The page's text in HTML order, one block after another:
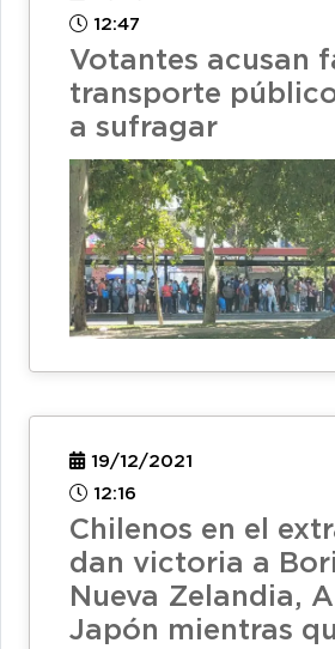
12:47
Votantes acusan
transporte
a sufragar
19/12/2021
12:16
Chilenos en el
dan victoria a
Nueva Zelandia,
Japón mientras